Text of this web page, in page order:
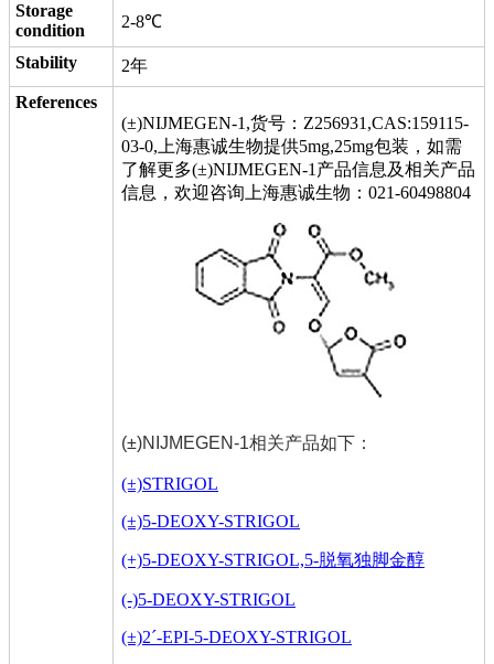
Storage
condition
2-8℃
Stability
2年
References
(±)NIJMEGEN-1,货号：Z256931,CAS:159115-
03-0,上海惠诚生物提供5mg,25mg包装，如需
了解更多(±)NIJMEGEN-1产品信息及相关产品
信息，欢迎咨询上海惠诚生物：021-60498804
(±)NIJMEGEN-1相关产品如下：
(±)STRIGOL
(±)5-DEOXY-STRIGOL
(+)5-DEOXY-STRIGOL,5-脱氧独脚金醇
(-)5-DEOXY-STRIGOL
(±)2´-EPI-5-DEOXY-STRIGOL